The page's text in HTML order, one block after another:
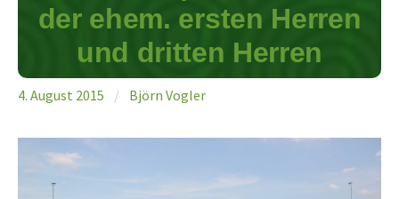
der ehem. ersten Herren
und dritten Herren
4. August 2015 / Björn Vogler